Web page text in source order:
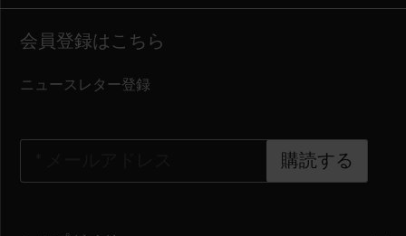
会員登録はこちら
ニュースレター登録
購読する